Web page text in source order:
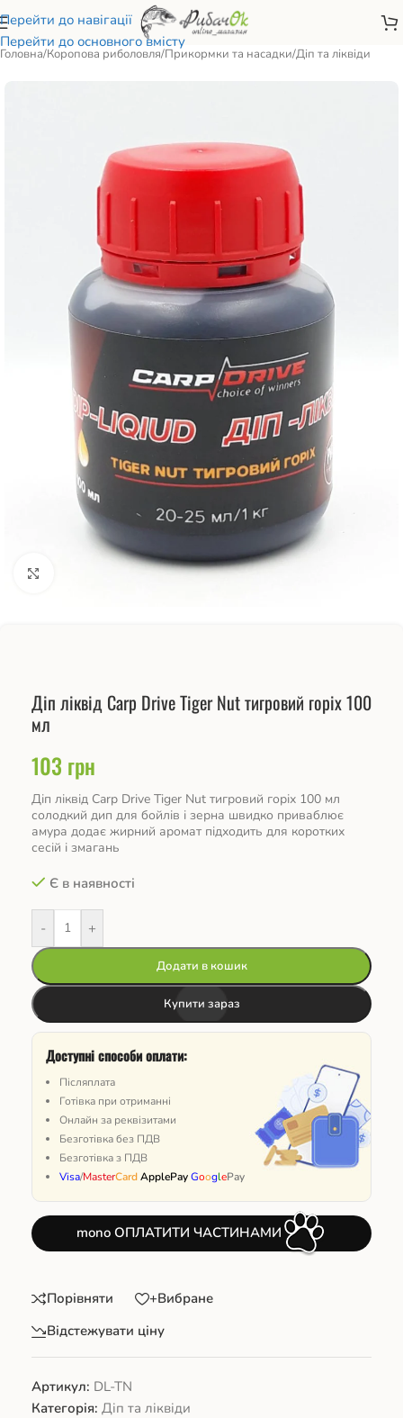
Перейти до навігації
Перейти до основного вмісту
Головна/Коропова риболовля/Прикормки та насадки/Діп та ліквіди
Натисніть, щоб збільшити
Діп ліквід Carp Drive Tiger Nut тигровий горіх 100
мл
103 грн
Діп ліквід Carp Drive Tiger Nut тигровий горіх 100 мл
солодкий дип для бойлів і зерна швидко приваблює
амура додає жирний аромат підходить для коротких
сесій і змагань
Є в наявності
- +
Додати в кошик
Купити зараз
Доступні способи оплати:
Післяплата
Готівка при отриманні
Онлайн за реквізитами
Безготівка без ПДВ
Безготівка з ПДВ
Visa/MasterCardApplePayGooglePay
mono ОПЛАТИТИ ЧАСТИНАМИ
Порівняти
+Вибране
Відстежувати ціну
Артикул: DL-TN
Категорія: Діп та ліквіди